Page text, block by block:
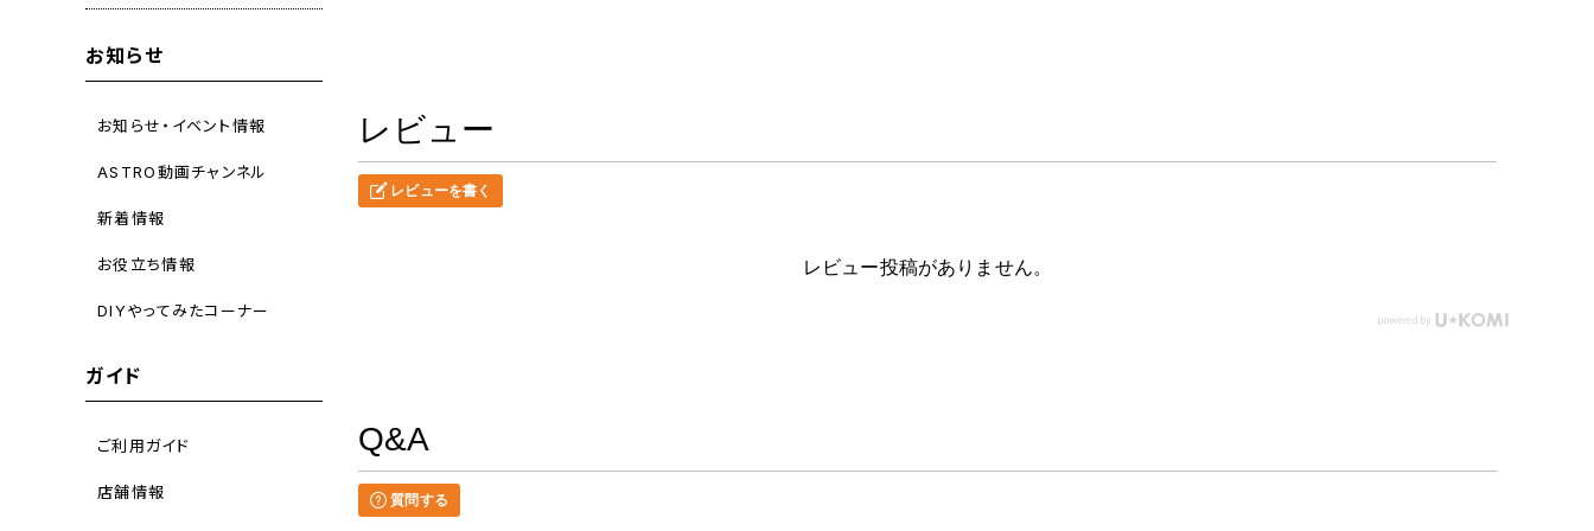
お知らせ
お知らせ・イベント情報
ASTRO動画チャンネル
新着情報
お役立ち情報
DIYやってみたコーナー
ガイド
ご利用ガイド
店舗情報
レビュー
レビューを書く
レビュー投稿がありません。
Q&A
質問する